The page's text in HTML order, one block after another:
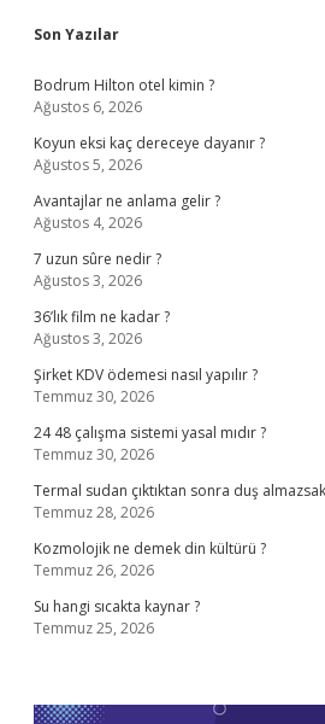
Sidebar
Son Yazılar
Bodrum Hilton otel kimin ?
Ağustos 6, 2026
Koyun eksi kaç dereceye dayanır ?
Ağustos 5, 2026
Avantajlar ne anlama gelir ?
Ağustos 4, 2026
7 uzun sûre nedir ?
Ağustos 3, 2026
36’lık film ne kadar ?
Ağustos 3, 2026
Şirket KDV ödemesi nasıl yapılır ?
Temmuz 30, 2026
24 48 çalışma sistemi yasal mıdır ?
Temmuz 30, 2026
Termal sudan çıktıktan sonra duş
Temmuz 28, 2026
Kozmolojik ne demek din kültürü ?
Temmuz 26, 2026
Su hangi sıcakta kaynar ?
Temmuz 25, 2026